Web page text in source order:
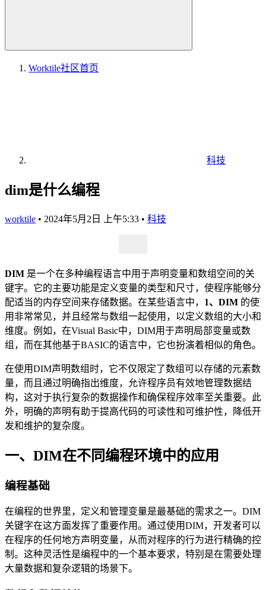
Worktile社区首页
科技
dim是什么编程
worktile • 2024年5月2日 上午5:33 • 科技
DIM 是一个在多种编程语言中用于声明变量和数组空间的关
键字。它的主要功能是定义变量的类型和尺寸，使程序能够分
配适当的内存空间来存储数据。在某些语言中， 1、DIM 的使
用非常常见，并且经常与数组一起使用，以定义数组的大小和
维度。例如，在Visual Basic中，DIM用于声明局部变量或数
组，而在其他基于BASIC的语言中，它也扮演着相似的角色。
在使用DIM声明数组时，它不仅限定了数组可以存储的元素数
量，而且通过明确指出维度，允许程序员有效地管理数据结
构，这对于执行复杂的数据操作和确保程序效率至关重要。此
外，明确的声明有助于提高代码的可读性和可维护性，降低开
发和维护的复杂度。
一、DIM在不同编程环境中的应用
编程基础
在编程的世界里，定义和管理变量是最基础的需求之一。DIM
关键字在这方面发挥了重要作用。通过使用DIM，开发者可以
在程序的任何地方声明变量，从而对程序的行为进行精确的控
制。这种灵活性是编程中的一个基本要求，特别是在需要处理
大量数据和复杂逻辑的场景下。